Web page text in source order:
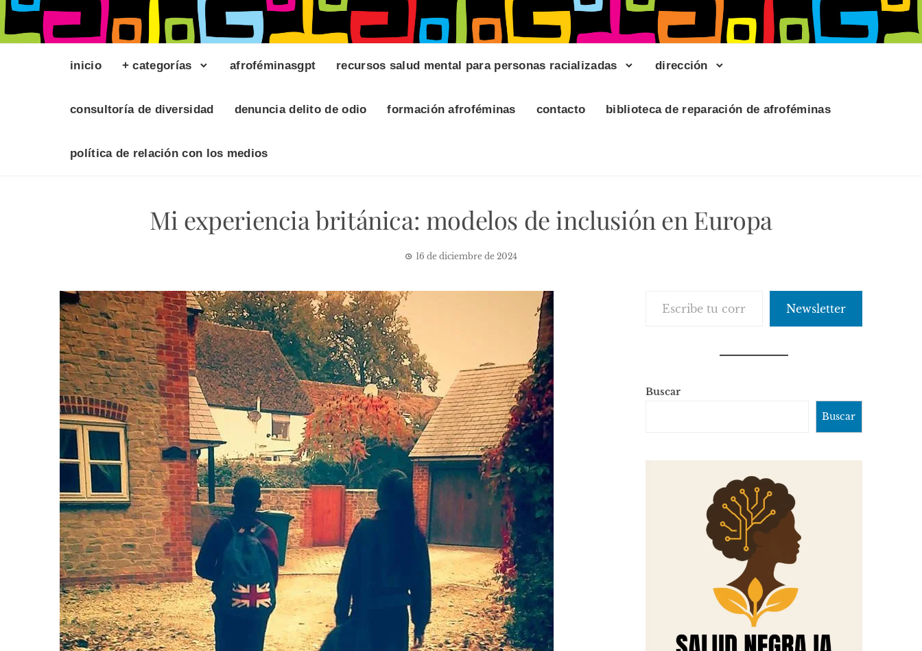
inicio + categorías afroféminasgpt recursos salud mental para personas racializadas dirección
consultoría de diversidad denuncia delito de odio formación afroféminas contacto biblioteca de reparación de afroféminas
política de relación con los medios
Mi experiencia británica: modelos de inclusión en Europa
16 de diciembre de 2024
Newsletter
Buscar
Buscar